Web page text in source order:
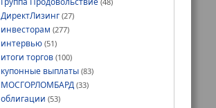
ДиректЛизинг (27)
инвесторам (277)
интервью (51)
итоги торгов (100)
купонные выплаты (83)
МОСГОРЛОМБАРД (33)
облигации (53)